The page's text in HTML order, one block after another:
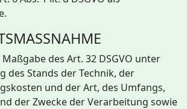
des Art. 32 DSGVO unter
des Stands der Technik, der
und der Art, des Umfangs,
der Zwecke der Verarbeitung sowie